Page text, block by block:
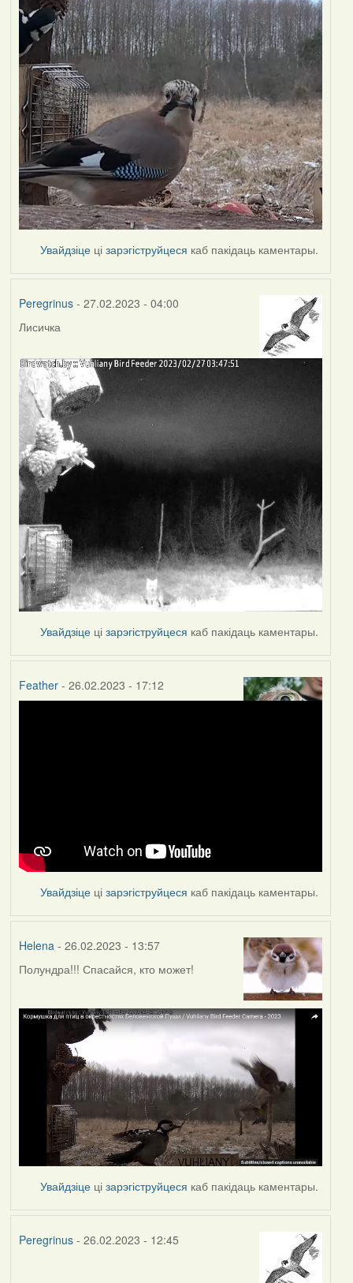
Увайдзіце цізарэгіструйцеся каб пакідаць каментары.
Peregrinus- 27.02.2023 - 04:00
Лисичка
Увайдзіце цізарэгіструйцеся каб пакідаць каментары.
Feather- 26.02.2023 - 17:12
Увайдзіце цізарэгіструйцеся каб пакідаць каментары.
Helena - 26.02.2023 - 13:57
Полундра!!! Спасайся, кто может!
Увайдзіце цізарэгіструйцеся каб пакідаць каментары.
Peregrinus- 26.02.2023 - 12:45